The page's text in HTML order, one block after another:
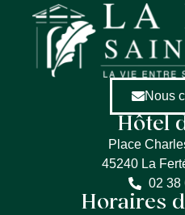
Nous
Hôtel
Place
45240 La
02 38
Horaires